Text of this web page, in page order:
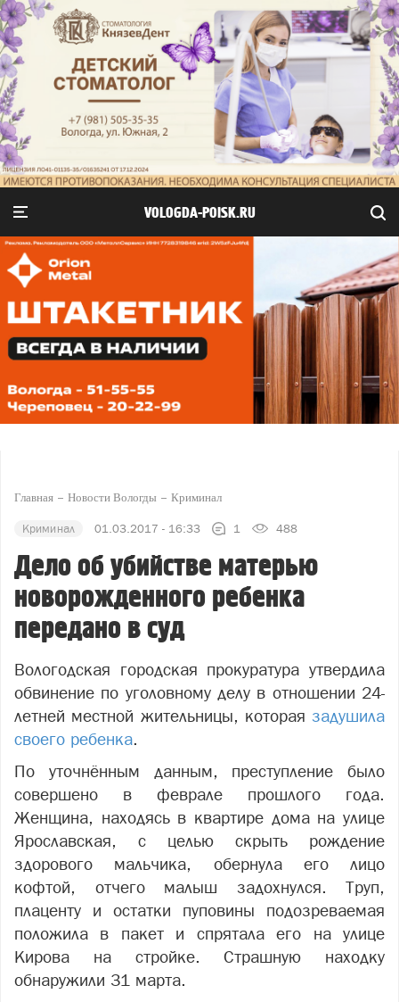
VOLOGDA-POISK.RU
Главная Новости Вологды Криминал
Криминал 01.03.2017 - 16:33 1 488
Дело об убийстве матерью
новорожденного ребенка
передано в суд
Вологодская городская прокуратура утвердила
обвинение по уголовному делу в отношении 24-
летней местной жительницы, которая задушила
своего ребенка.
По уточнённым данным, преступление было
совершено в феврале прошлого года.
Женщина, находясь в квартире дома на улице
Ярославская, с целью скрыть рождение
здорового мальчика, обернула его лицо
кофтой, отчего малыш задохнулся. Труп,
плаценту и остатки пуповины подозреваемая
положила в пакет и спрятала его на улице
Кирова на стройке. Страшную находку
обнаружили 31 марта.